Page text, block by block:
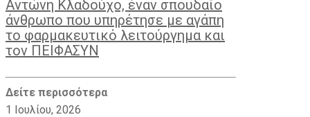
Αντώνη Κλαδούχο, έναν σπουδαίο
άνθρωπο που υπηρέτησε με αγάπη
το φαρμακευτικό λειτούργημα και
τον ΠΕΙΦΑΣΥΝ
Δείτε περισσότερα
1 Ιουλίου, 2026